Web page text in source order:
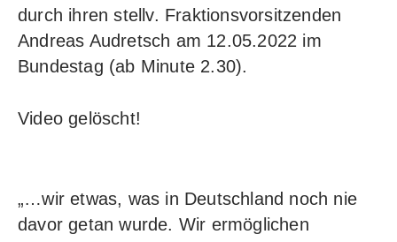
durch ihren stellv. Fraktionsvorsitzenden
Andreas Audretsch am 12.05.2022 im
Bundestag (ab Minute 2.30).
Video gelöscht!
„…wir etwas, was in Deutschland noch nie
davor getan wurde. Wir ermöglichen